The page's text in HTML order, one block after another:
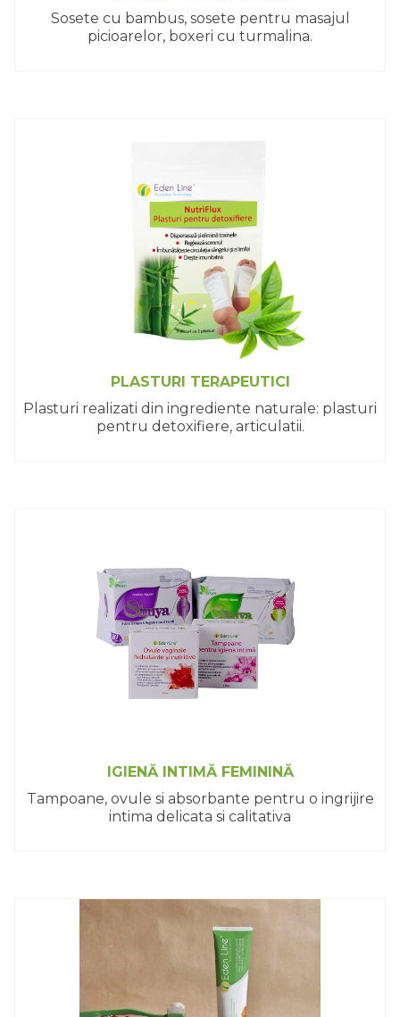
Sosete cu bambus, sosete pentru masajul
picioarelor, boxeri cu turmalina.
PLASTURI TERAPEUTICI
Plasturi realizati din ingrediente naturale: plasturi
pentru detoxifiere, articulatii.
IGIENĂ INTIMĂ FEMININĂ
Tampoane, ovule si absorbante pentru o ingrijire
intima delicata si calitativa